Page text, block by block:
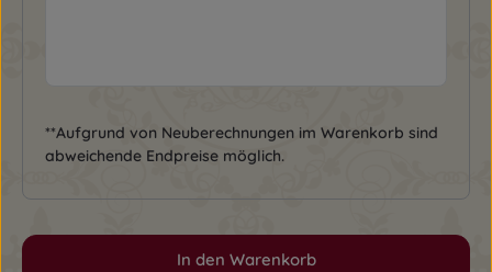
**Aufgrund von Neuberechnungen im Warenkorb sind
abweichende Endpreise möglich.
In den Warenkorb